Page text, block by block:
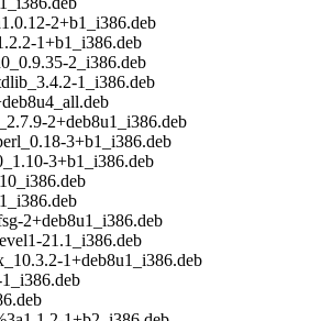
2+b1_i386.deb
1+b1_i386.deb
2_i386.deb
1_i386.deb
2+deb8u1_i386.deb
3+b1_i386.deb
3+b1_i386.deb
2+deb8u1_i386.deb
21.1_i386.deb
1+deb8u1_i386.deb